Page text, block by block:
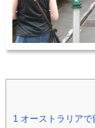
1 オーストラリア